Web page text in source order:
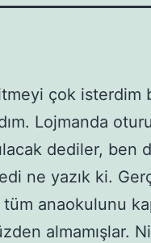
çok isterdim
Lojmanda
dediler, ben
ne yazık ki.
anaokulunu
almamışlar.